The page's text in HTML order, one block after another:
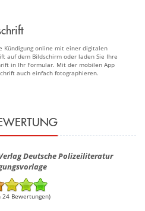
Kündigung online mit einer digitalen
auf dem Bildschirm oder laden Sie Ihre
in Ihr Formular. Mit der mobilen App
auch einfach fotographieren.
Deutsche Polizeiliteratur
24 Bewertungen)